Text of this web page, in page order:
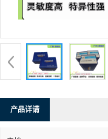
产品详请